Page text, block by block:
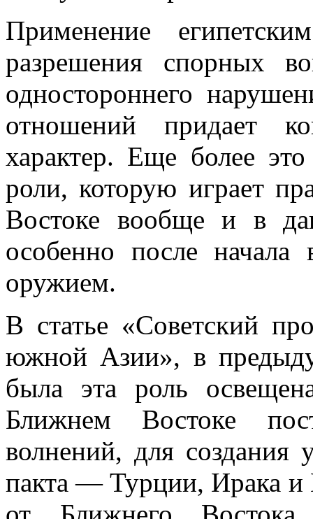
Применение
разрешения спорных
одностороннего
отношений придает
характер. Еще более
роли, которую играет
Востоке вообще и в
особенно после начала
оружием.
В статье «Советский
южной Азии», в
была эта роль
Ближнем Востоке
волнений, для создания
пакта — Турции, Ирака и